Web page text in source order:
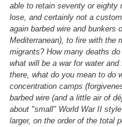
able to retain seventy or eighty
lose, and certainly not a
again barbed wire and bunkers
Mediterranean), to fire with the
migrants? How many deaths
what will be a war for water
there, what do you mean to do
concentration camps
barbed wire (and a little air of
about "small" World War II
larger, on the order of the total